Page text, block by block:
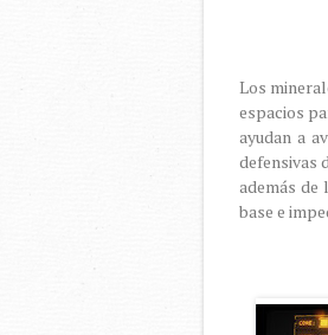
Los
espacios
ayudan a
defensivas
además
base e